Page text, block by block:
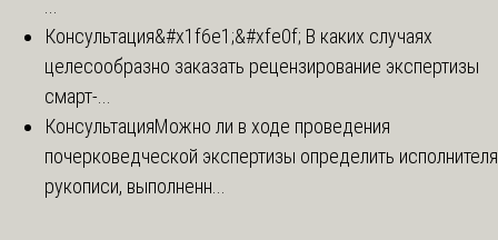
Консультация&#x1f6e1;&#xfe0f; В каких случаях
целесообразно заказать рецензирование экспертизы
смарт-...
КонсультацияМожно ли в ходе проведения
почерковедческой экспертизы определить исполнителя
рукописи, выполненн...